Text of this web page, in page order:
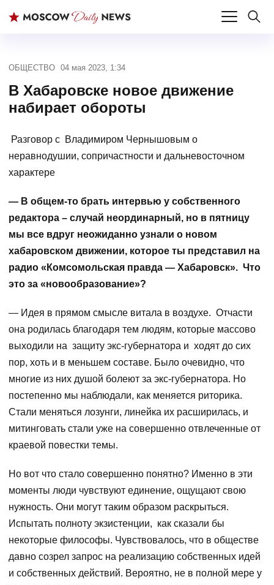
ОБЩЕСТВО 04 мая 2023, 1:34
В Хабаровске новое движение
набирает обороты
Разговор с Владимиром Чернышовым о
неравнодушии, сопричастности и дальневосточном
характере
— В общем-то брать интервью у собственного
редактора – случай неординарный, но в пятницу
мы все вдруг неожиданно узнали о новом
хабаровском движении, которое ты представил на
радио «Комсомольская правда — Хабаровск». Что
это за «новообразование»?
— Идея в прямом смысле витала в воздухе. Отчасти
она родилась благодаря тем людям, которые массово
выходили на защиту экс-губернатора и ходят до сих
пор, хоть и в меньшем составе. Было очевидно, что
многие из них душой болеют за экс-губернатора. Но
постепенно мы наблюдали, как меняется риторика.
Стали меняться лозунги, линейка их расширилась, и
митинговать стали уже на совершенно отвлеченные от
краевой повестки темы.
Но вот что стало совершенно понятно? Именно в эти
моменты люди чувствуют единение, ощущают свою
нужность. Они могут таким образом раскрыться.
Испытать полноту экзистенции, как сказали бы
некоторые философы. Чувствовалось, что в обществе
давно созрел запрос на реализацию собственных идей
и собственных действий. Вероятно, не в полной мере у